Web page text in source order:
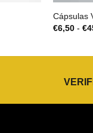
Cápsulas
€6,50 - €